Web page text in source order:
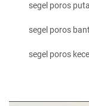
segel poros
segel poros
segel poros